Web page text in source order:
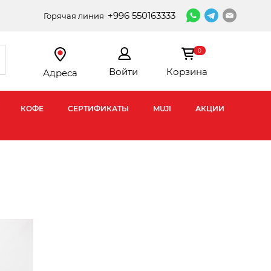
Горячая линия +996 550163333
Адреса Войти
0
Корзина
КОФЕ СЕРТИФИКАТЫ MUJI АКЦИИ